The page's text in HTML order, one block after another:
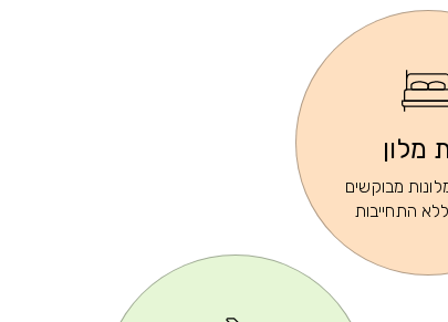
מלון
מבוקשים
התחייבות